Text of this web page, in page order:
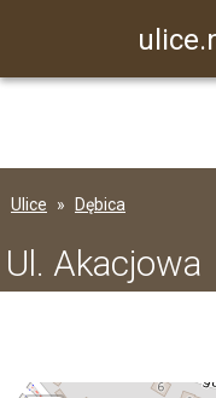
Ulice Dębica
Ul. Akacjowa